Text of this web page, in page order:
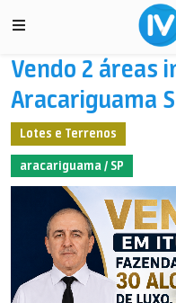
Vendo 2 áreas
Aracariguama
Lotes e Terrenos
aracariguama / SP